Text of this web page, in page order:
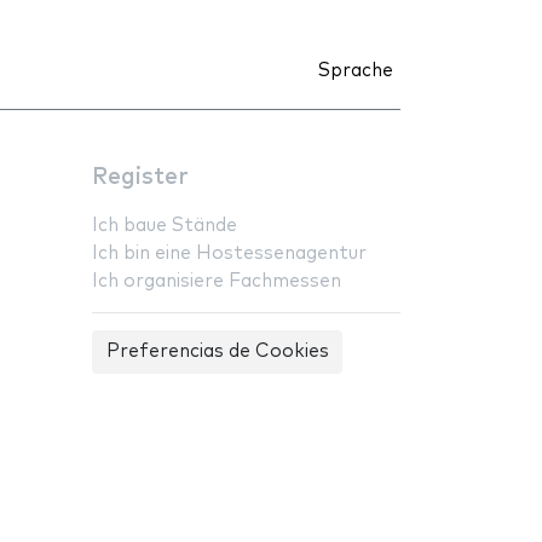
Sprache
Register
Ich baue Stände
Ich bin eine Hostessenagentur
Ich organisiere Fachmessen
Preferencias de Cookies